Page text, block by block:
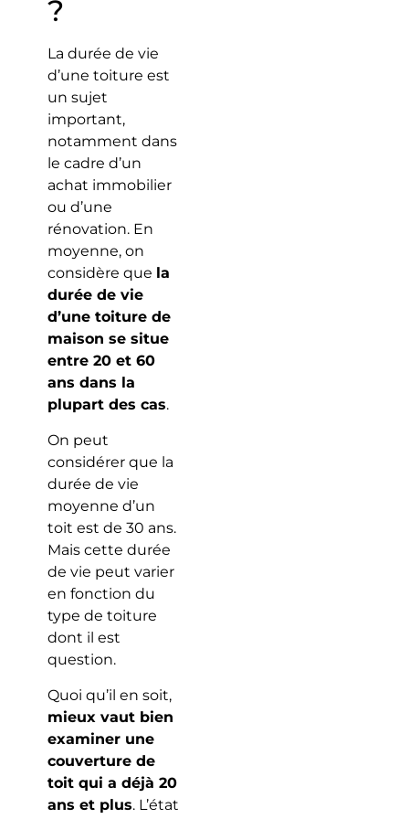
?
La durée de vie
d’une toiture est
un sujet
important,
notamment dans
le cadre d’un
achat immobilier
ou d’une
rénovation. En
moyenne, on
considère que la
durée de vie
d’une toiture de
maison se situe
entre 20 et 60
ans dans la
plupart des cas.
On peut
considérer que la
durée de vie
moyenne d’un
toit est de 30 ans.
Mais cette durée
de vie peut varier
en fonction du
type de toiture
dont il est
question.
Quoi qu’il en soit,
mieux vaut bien
examiner une
couverture de
toit qui a déjà 20
ans et plus. L’état